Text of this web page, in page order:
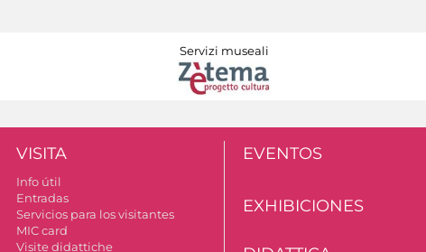
Servizi museali
VISITA
Info útil
Entradas
Servicios para los visitantes
MIC card
Visite didattiche
EVENTOS
EXHIBICIONES